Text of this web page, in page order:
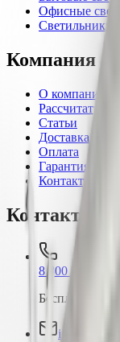
Офисные
Светильники
Компания
О компании
Рассчитать
Статьи
Доставка
Оплата
Гарантия
Контакты
Контакты
8 800 550-80-35
Бесплатно по
info@pk-